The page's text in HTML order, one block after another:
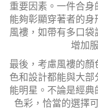
重要因素。一件合身
能夠彰顯穿著者的
風褸，如帶有多口
增加
最後，考慮風褸的
色和設計都能與大
能明星。不論是經
色彩，恰當的選擇